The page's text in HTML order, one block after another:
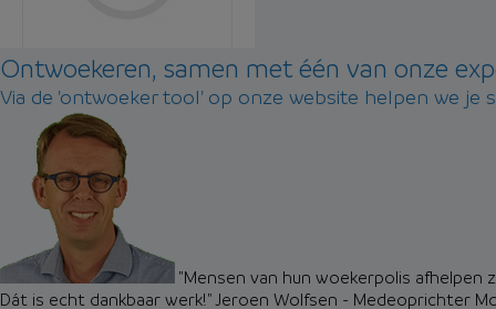
Ontwoekeren, samen met één van onze
Via de 'ontwoeker tool' op onze website helpen we je
"Mensen van hun woekerpolis
Dát is echt dankbaar werk!"Jeroen Wolfsen - Medeoprichter